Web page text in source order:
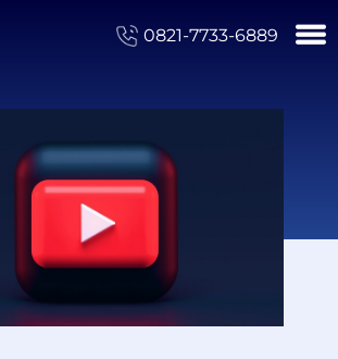
0821-7733-6889